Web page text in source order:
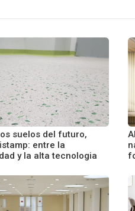
suelos del futuro,
entre la
y la alta tecnologia